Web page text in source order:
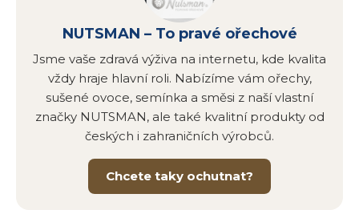
NUTSMAN – To pravé ořechové
Jsme vaše zdravá výživa na internetu, kde kvalita
vždy hraje hlavní roli. Nabízíme vám ořechy,
sušené ovoce, semínka a směsi z naší vlastní
značky NUTSMAN, ale také kvalitní produkty od
českých i zahraničních výrobců.
Chcete taky ochutnat?